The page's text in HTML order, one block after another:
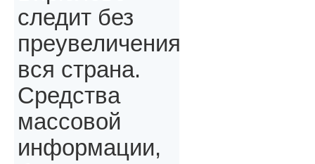
следит без
преувеличения
вся страна.
Средства
массовой
информации,